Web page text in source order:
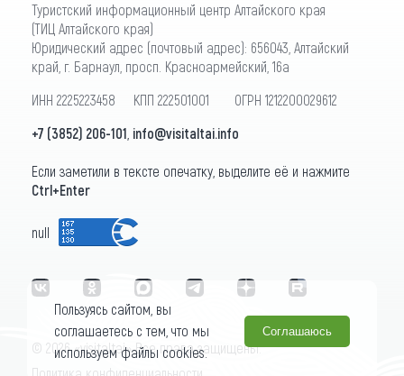
Туристский информационный центр Алтайского края
(ТИЦ Алтайского края)
Юридический адрес (почтовый адрес): 656043, Алтайский
край, г. Барнаул, просп. Красноармейский, 16а
ИНН 2225223458 КПП 222501001 ОГРН 1212200029612
+7 (3852) 206-101 info@visitaltai.info
Если заметили в тексте опечатку, выделите её и нажмите
Ctrl+Enter
null
© 2026 «visitaltai» Все права защищены.
Пользуясь сайтом, вы
соглашаетесь с тем, что мы
используем файлы cookies.
Соглашаюсь